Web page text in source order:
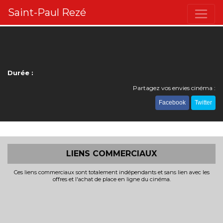
Saint-Paul Rezé
Durée :
Partagez vos envies cinéma :
Facebook Twitter
LIENS COMMERCIAUX
Ces liens commerciaux sont totalement indépendants et sans lien avec les
offres et l'achat de place en ligne du cinéma.